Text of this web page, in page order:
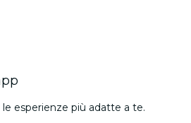
esperienze più adatte a te.